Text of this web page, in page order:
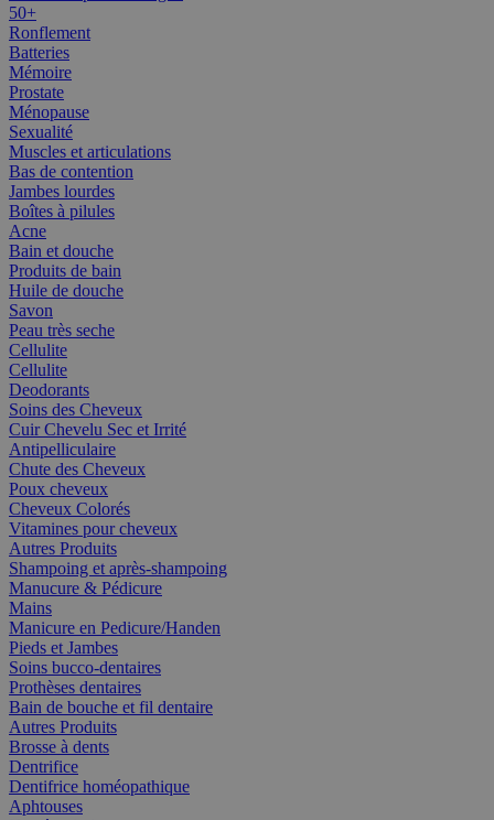
50+
Ronflement
Batteries
Mémoire
Prostate
Ménopause
Sexualité
Muscles et articulations
Bas de contention
Jambes lourdes
Boîtes à pilules
Acne
Bain et douche
Produits de bain
Huile de douche
Savon
Peau très seche
Cellulite
Cellulite
Deodorants
Soins des Cheveux
Cuir Chevelu Sec et Irrité
Antipelliculaire
Chute des Cheveux
Poux cheveux
Cheveux Colorés
Vitamines pour cheveux
Autres Produits
Shampoing et après-shampoing
Manucure & Pédicure
Mains
Manicure en Pedicure/Handen
Pieds et Jambes
Soins bucco-dentaires
Prothèses dentaires
Bain de bouche et fil dentaire
Autres Produits
Brosse à dents
Dentrifice
Dentifrice homéopathique
Aphtouses